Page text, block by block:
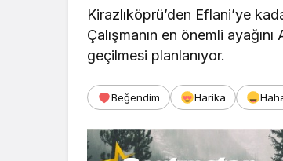
Kirazlıköprü’den Eflani’ye
Çalışmanın en önemli
geçilmesi planlanıyor.
Beğendim Harika